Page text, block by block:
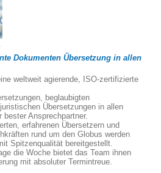
Dokumenten Übersetzung in allen
weltweit agierende, ISO-zertifizierte
beglaubigten
Übersetzungen in allen
Ansprechpartner.
erfahrenen Übersetzern und
rund um den Globus werden
Spitzenqualität bereitgestellt.
die Woche bietet das Team ihnen
mit absoluter Termintreue.